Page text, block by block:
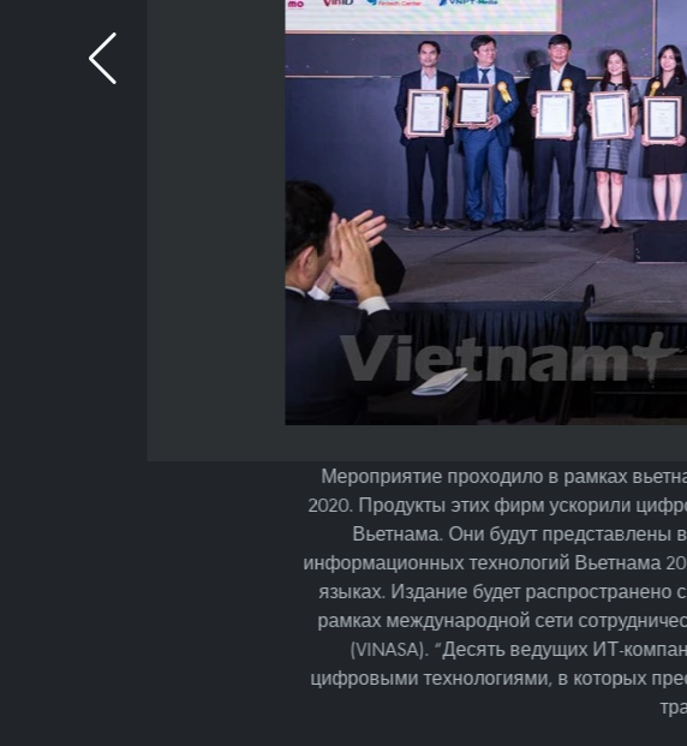
Мероприятие проходило в рамках
2020. Продукты этих фирм ускорили
Вьетнама. Они будут представлены
информационных технологий Вьетнама
языках. Издание будет распространено
рамках международной сети
(VINASA). “Десять ведущих ИТ-
цифровыми технологиями, в которых